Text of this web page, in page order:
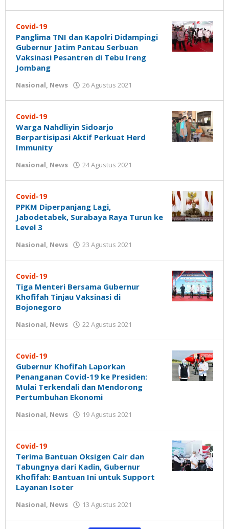
Niswah
Covid-19
Panglima TNI dan Kapolri Didampingi
Gubernur Jatim Pantau Serbuan
Vaksinasi Pesantren di Tebu Ireng
Jombang
Nasional, News 26 Agustus 2021
Niswah
Covid-19
Warga Nahdliyin Sidoarjo
Berpartisipasi Aktif Perkuat Herd
Immunity
Nasional, News 24 Agustus 2021
Niswah
Covid-19
PPKM Diperpanjang Lagi,
Jabodetabek, Surabaya Raya Turun ke
Level 3
Nasional, News 23 Agustus 2021
Niswah
Covid-19
Tiga Menteri Bersama Gubernur
Khofifah Tinjau Vaksinasi di
Bojonegoro
Nasional, News 22 Agustus 2021
Niswah
Covid-19
Gubernur Khofifah Laporkan
Penanganan Covid-19 ke Presiden:
Mulai Terkendali dan Mendorong
Pertumbuhan Ekonomi
Nasional, News 19 Agustus 2021
Niswah
Covid-19
Terima Bantuan Oksigen Cair dan
Tabungnya dari Kadin, Gubernur
Khofifah: Bantuan Ini untuk Support
Layanan Isoter
Nasional, News 13 Agustus 2021
Niswah